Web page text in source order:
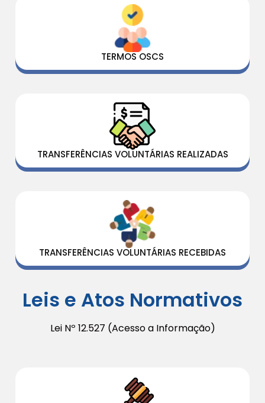
TERMOS OSCS
TRANSFERÊNCIAS VOLUNTÁRIAS REALIZADAS
TRANSFERÊNCIAS VOLUNTÁRIAS RECEBIDAS
Leis e Atos Normativos
Lei Nº 12.527 (Acesso a Informação)